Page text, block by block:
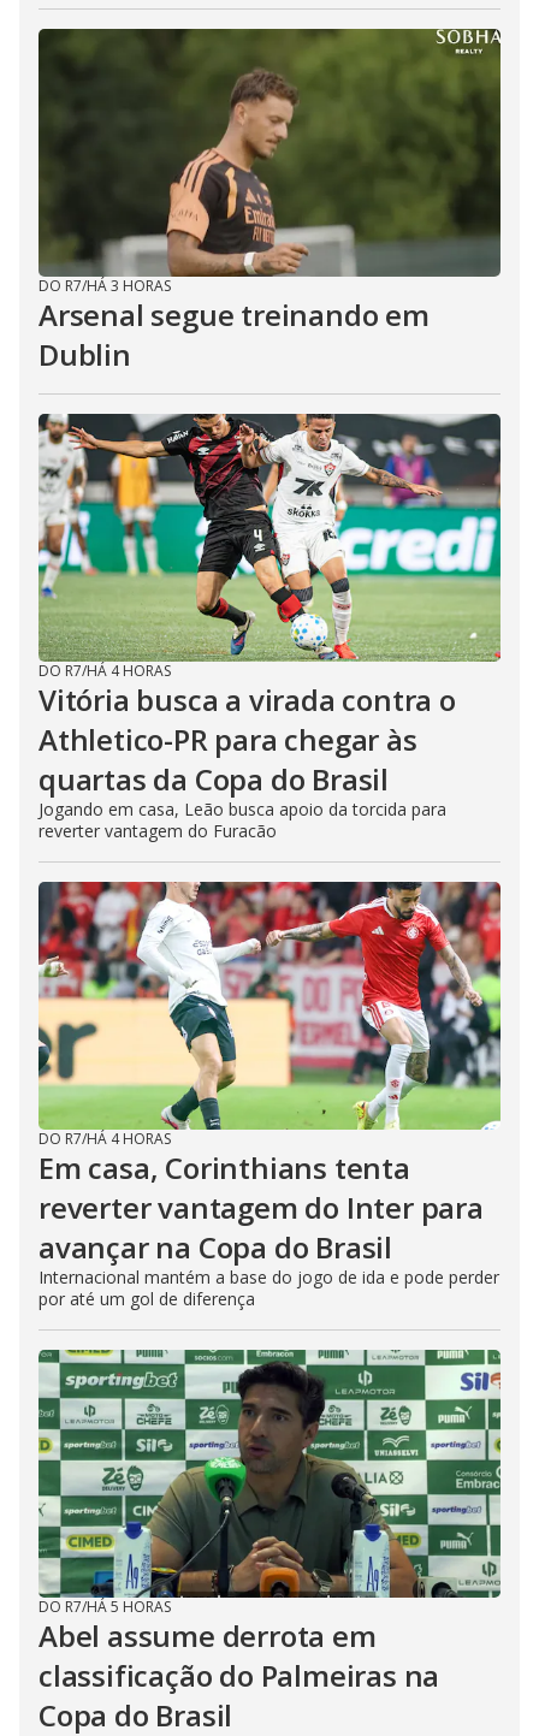
DO R7/HÁ 3 HORAS
Arsenal segue treinando em
Dublin
DO R7/HÁ 4 HORAS
Vitória busca a virada contra o
Athletico-PR para chegar às
quartas da Copa do Brasil
Jogando em casa, Leão busca apoio da torcida para
reverter vantagem do Furacão
DO R7/HÁ 4 HORAS
Em casa, Corinthians tenta
reverter vantagem do Inter para
avançar na Copa do Brasil
Internacional mantém a base do jogo de ida e pode perder
por até um gol de diferença
DO R7/HÁ 5 HORAS
Abel assume derrota em
classificação do Palmeiras na
Copa do Brasil